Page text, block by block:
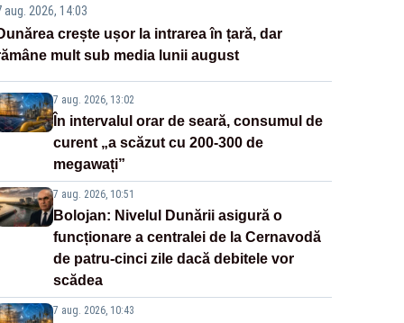
aug. 2026, 14:03
crește ușor la intrarea în țară, dar
mult sub media lunii august
7 aug. 2026, 13:02
În intervalul orar de seară, consumul de
curent „a scăzut cu 200-300 de
megawați”
7 aug. 2026, 10:51
Bolojan: Nivelul Dunării asigură o
funcționare a centralei de la Cernavodă
de patru-cinci zile dacă debitele vor
scădea
7 aug. 2026, 10:43